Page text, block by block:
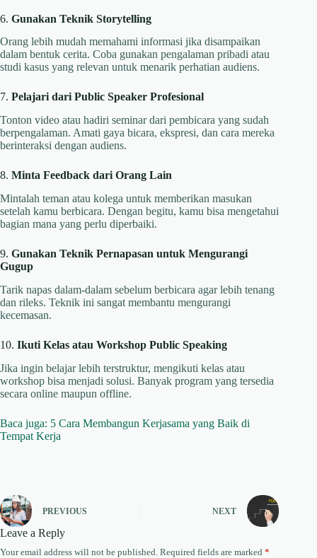
6. Gunakan Teknik Storytelling
Orang lebih mudah memahami informasi jika disampaikan
dalam bentuk cerita. Coba gunakan pengalaman pribadi atau
studi kasus yang relevan untuk menarik perhatian audiens.
7. Pelajari dari Public Speaker Profesional
Tonton video atau hadiri seminar dari pembicara yang sudah
berpengalaman. Amati gaya bicara, ekspresi, dan cara mereka
berinteraksi dengan audiens.
8. Minta Feedback dari Orang Lain
Mintalah teman atau kolega untuk memberikan masukan
setelah kamu berbicara. Dengan begitu, kamu bisa mengetahui
bagian mana yang perlu diperbaiki.
9. Gunakan Teknik Pernapasan untuk Mengurangi
Gugup
Tarik napas dalam-dalam sebelum berbicara agar lebih tenang
dan rileks. Teknik ini sangat membantu mengurangi
kecemasan.
10. Ikuti Kelas atau Workshop Public Speaking
Jika ingin belajar lebih terstruktur, mengikuti kelas atau
workshop bisa menjadi solusi. Banyak program yang tersedia
secara online maupun offline.
Baca juga: 5 Cara Membangun Kerjasama yang Baik di
Tempat Kerja
PREVIOUS NEXT
Leave a Reply
Your email address will not be published. Required fields are marked *